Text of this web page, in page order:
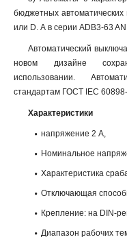
бюджетных
или D. А в серии ADB3-63
Автоматический
новом дизайне
использовании.
стандартам ГОСТ IEC
Характеристики
напряжение 2 А,
Номинальное
Характеристика
Отключающая
Крепление: на DIN-
Диапазон рабочих